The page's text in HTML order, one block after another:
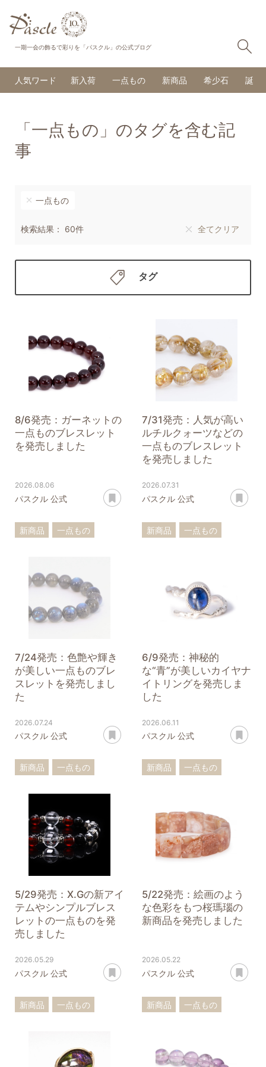
一期一会の飾るで彩りを「パスクル」の公式ブログ
人気ワード 新入荷 一点もの 新商品 希少石 誕生
「一点もの」のタグを含む記
事
一点もの
検索結果： 60件 全てクリア
タグ
8/6発売：ガーネットの
一点ものブレスレット
を発売しました
2026.08.06
パスクル 公式
あとで読む
新商品
一点もの
7/31発売：人気が高い
ルチルクォーツなどの
一点ものブレスレット
を発売しました
2026.07.31
パスクル 公式
新商品
一点もの
アクアマリン
7/24発売：色艶や輝き
が美しい一点ものブレ
スレットを発売しまし
た
2026.07.24
パスクル 公式
あとで読む
新商品
一点もの
ラブラドライト
十勝石
翡翠
6/9発売：神秘的
な“青”が美しいカイヤナ
イトリングを発売しま
した
2026.06.11
パスクル 公式
新商品
一点もの
5/29発売：X.Gの新アイ
テムやシンプルブレス
レットの一点ものを発
売しました
2026.05.29
パスクル 公式
あとで読む
新商品
一点もの
5/22発売：絵画のよう
な色彩をもつ桜瑪瑙の
新商品を発売しました
2026.05.22
パスクル 公式
新商品
一点もの
ペンダントトップ